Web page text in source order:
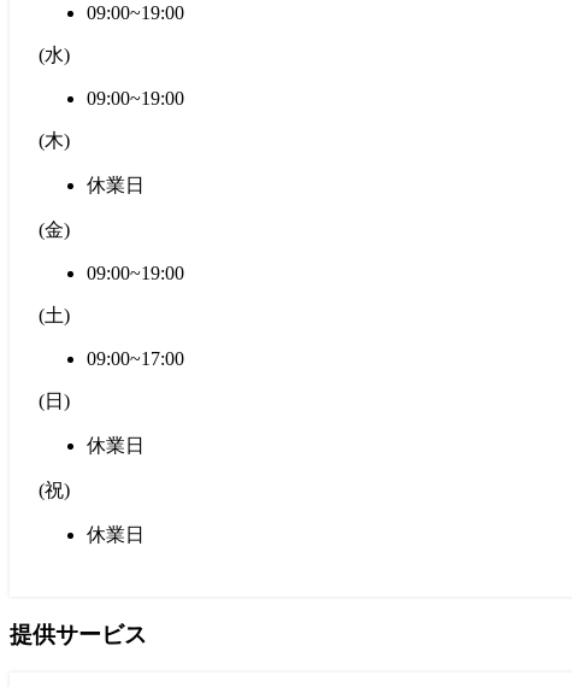
09:00~19:00
(水)
09:00~19:00
(木)
休業日
(金)
09:00~19:00
(土)
09:00~17:00
(日 )
休業日
(祝)
休業日
提供サービス